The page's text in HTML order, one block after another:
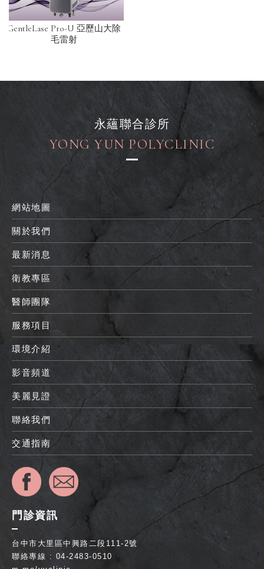
GentleLase Pro-U 亞歷山大除
毛雷射
永蘊聯合診所
YONG YUN POLYCLINIC
網站地圖
關於我們
最新消息
衛教專區
醫師團隊
服務項目
環境介紹
影音頻道
美麗見證
聯絡我們
交通指南
門診資訊
台中市大里區中興路二段111-2號
聯絡專線 : 04-2483-0510